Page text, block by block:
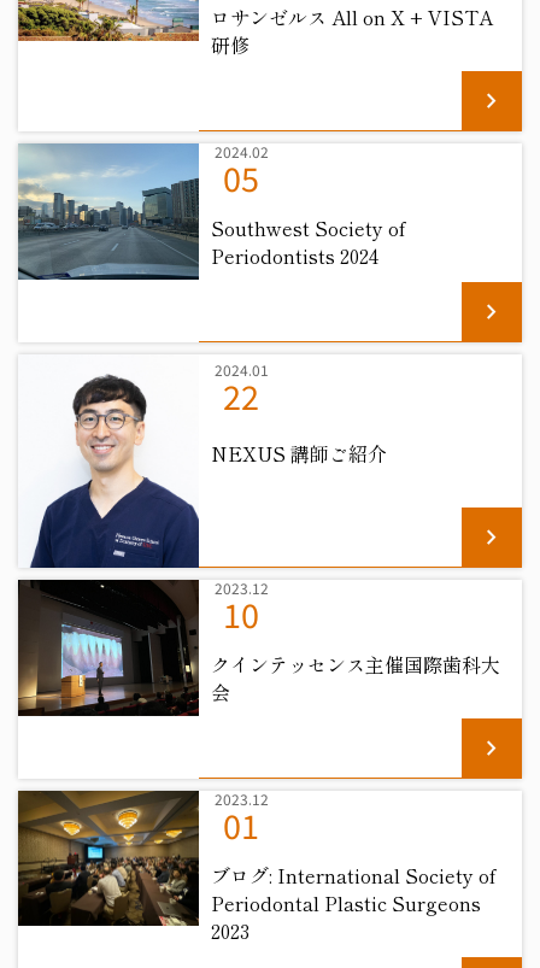
ロサンゼルス All on X + VISTA
研修
chevron_right
2024.02
05
Southwest Society of
Periodontists 2024
chevron_right
2024.01
22
NEXUS 講師ご紹介
chevron_right
2023.12
10
クインテッセンス主催国際歯科大
会
chevron_right
2023.12
01
ブログ: International Society of
Periodontal Plastic Surgeons
2023